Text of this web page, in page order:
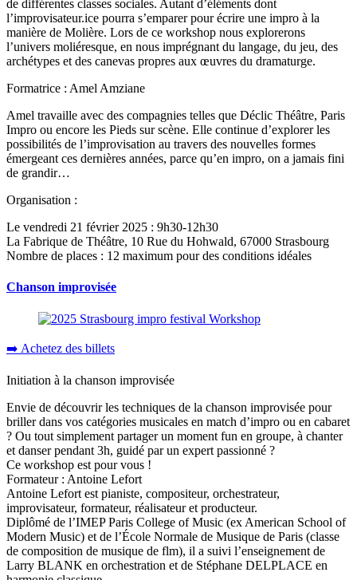
de différentes classes sociales. Autant d’éléments dont
l’improvisateur.ice pourra s’emparer pour écrire une impro à la
manière de Molière. Lors de ce workshop nous explorerons
l’univers moliéresque, en nous imprégnant du langage, du jeu, des
archétypes et des canevas propres aux œuvres du dramaturge.
Formatrice : Amel Amziane
Amel travaille avec des compagnies telles que Déclic Théâtre, Paris
Impro ou encore les Pieds sur scène. Elle continue d’explorer les
possibilités de l’improvisation au travers des nouvelles formes
émergeant ces dernières années, parce qu’en impro, on a jamais fini
de grandir…
Organisation :
Le vendredi 21 février 2025 : 9h30-12h30
La Fabrique de Théâtre, 10 Rue du Hohwald, 67000 Strasbourg
Nombre de places : 12 maximum pour des conditions idéales
Chanson improvisée
➡️ Achetez des billets
Initiation à la chanson improvisée
Envie de découvrir les techniques de la chanson improvisée pour
briller dans vos catégories musicales en match d’impro ou en cabaret
? Ou tout simplement partager un moment fun en groupe, à chanter
et danser pendant 3h, guidé par un expert passionné ?
Ce workshop est pour vous !
Formateur : Antoine Lefort
Antoine Lefort est pianiste, compositeur, orchestrateur,
improvisateur, formateur, réalisateur et producteur.
Diplômé de l’IMEP Paris College of Music (ex American School of
Modern Music) et de l’École Normale de Musique de Paris (classe
de composition de musique de flm), il a suivi l’enseignement de
Larry BLANK en orchestration et de Stéphane DELPLACE en